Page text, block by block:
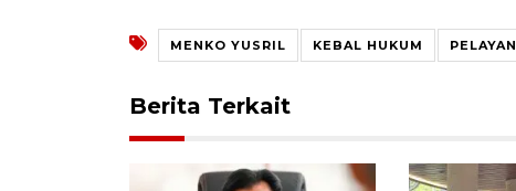
MENKO YUSRIL KEBAL HUKUM
Berita Terkait